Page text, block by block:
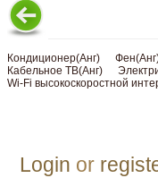
Кондиционер(Анг)
Кабельное ТВ(Анг)
Wi-Fi высокоскоростной
Login or